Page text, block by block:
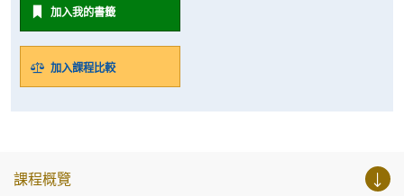
加入我的書籤
加入課程比較
課程概覽